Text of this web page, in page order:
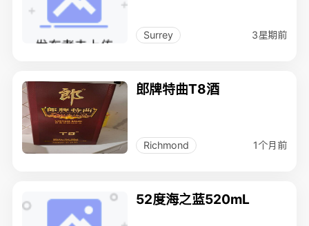
Surrey 3星期前
郎牌特曲T8酒
Richmond 1个月前
52度海之蓝520mL